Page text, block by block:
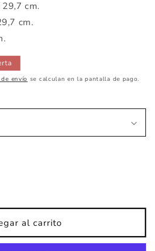
cm.
cm.
envío se calculan en la pantalla de pago.
al carrito